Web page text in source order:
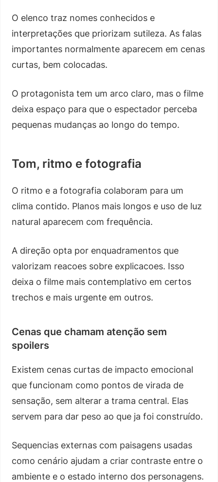
O elenco traz nomes conhecidos e
interpretações que priorizam sutileza. As falas
importantes normalmente aparecem em cenas
curtas, bem colocadas.
O protagonista tem um arco claro, mas o filme
deixa espaço para que o espectador perceba
pequenas mudanças ao longo do tempo.
Tom, ritmo e fotografia
O ritmo e a fotografia colaboram para um
clima contido. Planos mais longos e uso de luz
natural aparecem com frequência.
A direção opta por enquadramentos que
valorizam reacoes sobre explicacoes. Isso
deixa o filme mais contemplativo em certos
trechos e mais urgente em outros.
Cenas que chamam atenção sem
spoilers
Existem cenas curtas de impacto emocional
que funcionam como pontos de virada de
sensação, sem alterar a trama central. Elas
servem para dar peso ao que ja foi construído.
Sequencias externas com paisagens usadas
como cenário ajudam a criar contraste entre o
ambiente e o estado interno dos personagens.